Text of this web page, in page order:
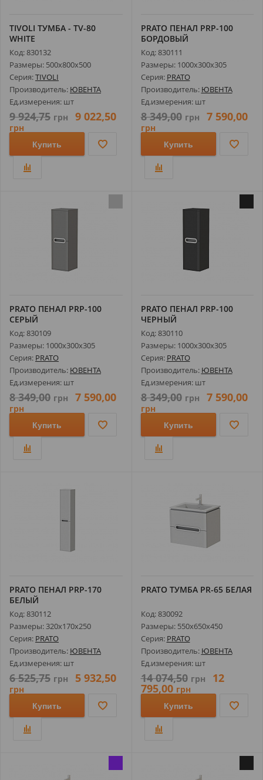
TIVOLI ТУМБА - TV-80
WHITE
Код: 830132
Размеры: 500х800х500
Серия:TIVOLI
Производитель: ЮВЕНТА
Ед.измерения: шт
9 924,75 грн 9 022,50
грн
Купить
PRATO ПЕНАЛ РRP-100
БОРДОВЫЙ
Код: 830111
Размеры: 1000х300х305
Серия: PRATO
Производитель: ЮВЕНТА
Ед.измерения: шт
8 349,00 грн 7 590,00
грн
Купить
PRATO ПЕНАЛ РRP-100
СЕРЫЙ
Код: 830109
Размеры: 1000х300х305
Серия: PRATO
Производитель: ЮВЕНТА
Ед.измерения: шт
8 349,00 грн 7 590,00
грн
Купить
PRATO ПЕНАЛ РRP-100
ЧЕРНЫЙ
Код: 830110
Размеры: 1000х300х305
Серия: PRATO
Производитель: ЮВЕНТА
Ед.измерения: шт
8 349,00 грн 7 590,00
грн
Купить
PRATO ПЕНАЛ РRP-170
БЕЛЫЙ
Код: 830112
Размеры: 320х170х250
Серия: PRATO
Производитель: ЮВЕНТА
Ед.измерения: шт
6 525,75 грн 5 932,50
грн
Купить
PRATO ТУМБА РR-65 БЕЛАЯ
Код: 830092
Размеры: 550х650х450
Серия: PRATO
Производитель: ЮВЕНТА
Ед.измерения: шт
14 074,50 грн 12
795,00 грн
Купить